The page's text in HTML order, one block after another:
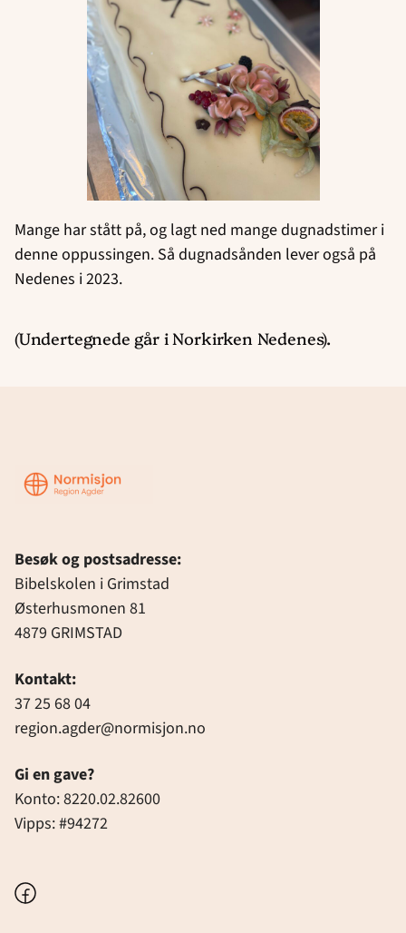
Mange har stått på, og lagt ned mange dugnadstimer i
denne oppussingen. Så dugnadsånden lever også på
Nedenes i 2023.
(Undertegnede går i Norkirken Nedenes).
Region
Agder
Besøk og postsadresse:
Bibelskolen i Grimstad
Østerhusmonen 81
4879 GRIMSTAD
Kontakt:
37 25 68 04
region.agder@normisjon.no
Gi en gave?
Konto: 8220.02.82600
Vipps: #94272
Facebook